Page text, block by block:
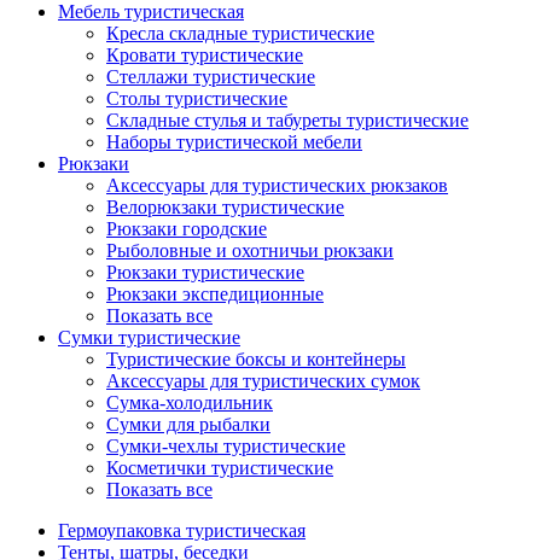
Мебель туристическая
Кресла складные туристические
Кровати туристические
Стеллажи туристические
Столы туристические
Складные стулья и табуреты туристические
Наборы туристической мебели
Рюкзаки
Аксессуары для туристических рюкзаков
Велорюкзаки туристические
Рюкзаки городские
Рыболовные и охотничьи рюкзаки
Рюкзаки туристические
Рюкзаки экспедиционные
Показать все
Сумки туристические
Туристические боксы и контейнеры
Аксессуары для туристических сумок
Сумка-холодильник
Сумки для рыбалки
Сумки-чехлы туристические
Косметички туристические
Показать все
Гермоупаковка туристическая
Тенты, шатры, беседки